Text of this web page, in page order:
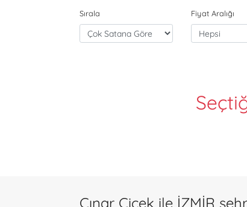
Sırala Fiyat Aralığı
Çınar Çiçek ile İZMİR